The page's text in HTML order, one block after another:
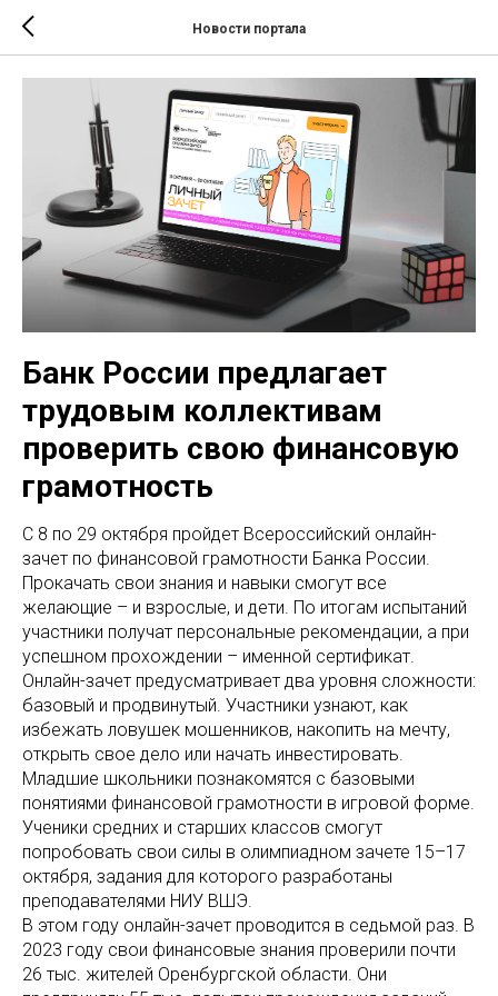
Новости портала
Банк России предлагает
трудовым коллективам
проверить свою финансовую
грамотность
С 8 по 29 октября пройдет Всероссийский онлайн-
зачет по финансовой грамотности Банка России.
Прокачать свои знания и навыки смогут все
желающие – и взрослые, и дети. По итогам испытаний
участники получат персональные рекомендации, а при
успешном прохождении – именной сертификат.
Онлайн-зачет предусматривает два уровня сложности:
базовый и продвинутый. Участники узнают, как
избежать ловушек мошенников, накопить на мечту,
открыть свое дело или начать инвестировать.
Младшие школьники познакомятся с базовыми
понятиями финансовой грамотности в игровой форме.
Ученики средних и старших классов смогут
попробовать свои силы в олимпиадном зачете 15–17
октября, задания для которого разработаны
преподавателями НИУ ВШЭ.
В этом году онлайн-зачет проводится в седьмой раз. В
2023 году свои финансовые знания проверили почти
26 тыс. жителей Оренбургской области. Они